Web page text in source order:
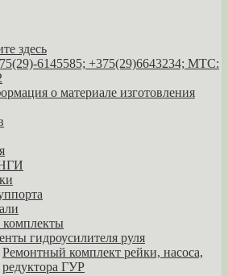
здесь
6145585; +375(29)6643234; МТС:
о материале изготовления
гидроусилителя руля
Ремонтный комплект рейки, насоса,
редуктора ГУР